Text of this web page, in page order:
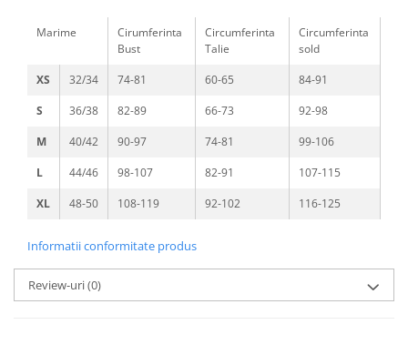
Marime
Cirumferinta
Bust
Circumferinta
Talie
Circumferinta
sold
XS
32/34 74-81 60-65
84-91
S
36/38 82-89 66-73
92-98
M
40/42 90-97 74-81
99-106
L
44/46 98-107 82-91
107-115
XL
48-50 108-119 92-102 116-125
Informatii conformitate produs
Review-uri(0)